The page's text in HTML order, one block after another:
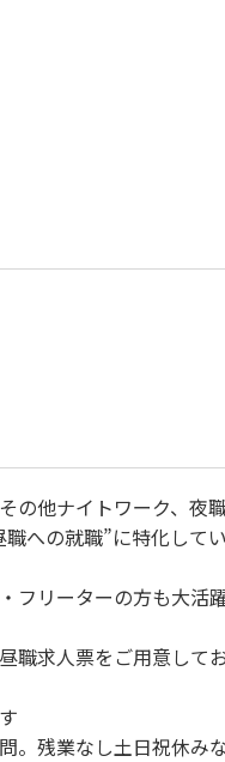
の他ナイトワーク、夜
への就職”に特化して
フリーターの方も大活
職求人票をご用意して
残業なし土日祝休み